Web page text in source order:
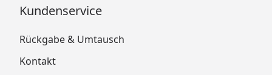
Kundenservice
Rückgabe & Umtausch
Kontakt